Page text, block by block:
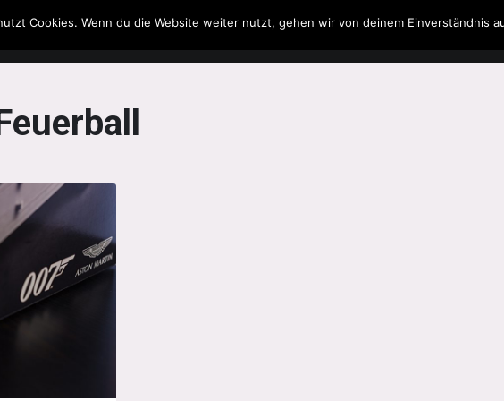
Filme & Serien Musik Spielzeug Literatur
Cookies. Wenn du die Website weiter nutzt, gehen wir von deinem Einverständnis